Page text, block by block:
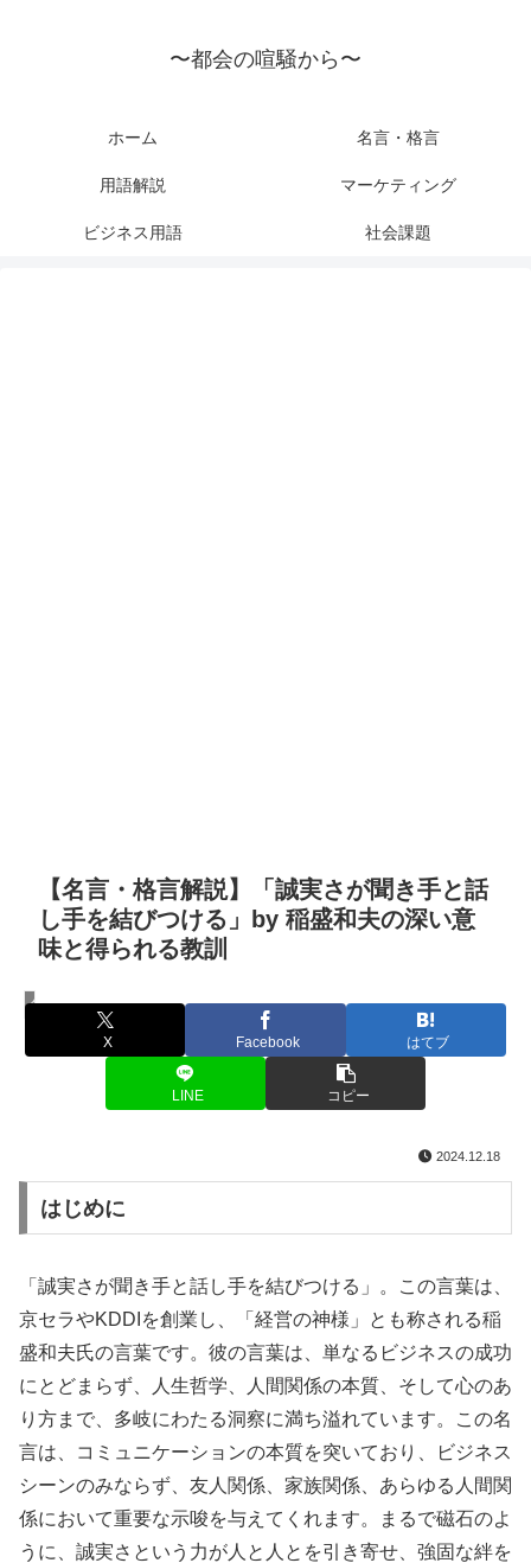
〜都会の喧騒から〜
ホーム 名言・格言
用語解説 マーケティング
ビジネス用語 社会課題
【名言・格言解説】「誠実さが聞き手と話
し手を結びつける」by 稲盛和夫の深い意
味と得られる教訓
名言・格言
X Facebook はてブ
LINE コピー
2024.12.18
はじめに
「誠実さが聞き手と話し手を結びつける」。この言葉は、
京セラやKDDIを創業し、「経営の神様」とも称される稲
盛和夫氏の言葉です。彼の言葉は、単なるビジネスの成功
にとどまらず、人生哲学、人間関係の本質、そして心のあ
り方まで、多岐にわたる洞察に満ち溢れています。この名
言は、コミュニケーションの本質を突いており、ビジネス
シーンのみならず、友人関係、家族関係、あらゆる人間関
係において重要な示唆を与えてくれます。まるで磁石のよ
うに、誠実さという力が人と人とを引き寄せ、強固な絆を